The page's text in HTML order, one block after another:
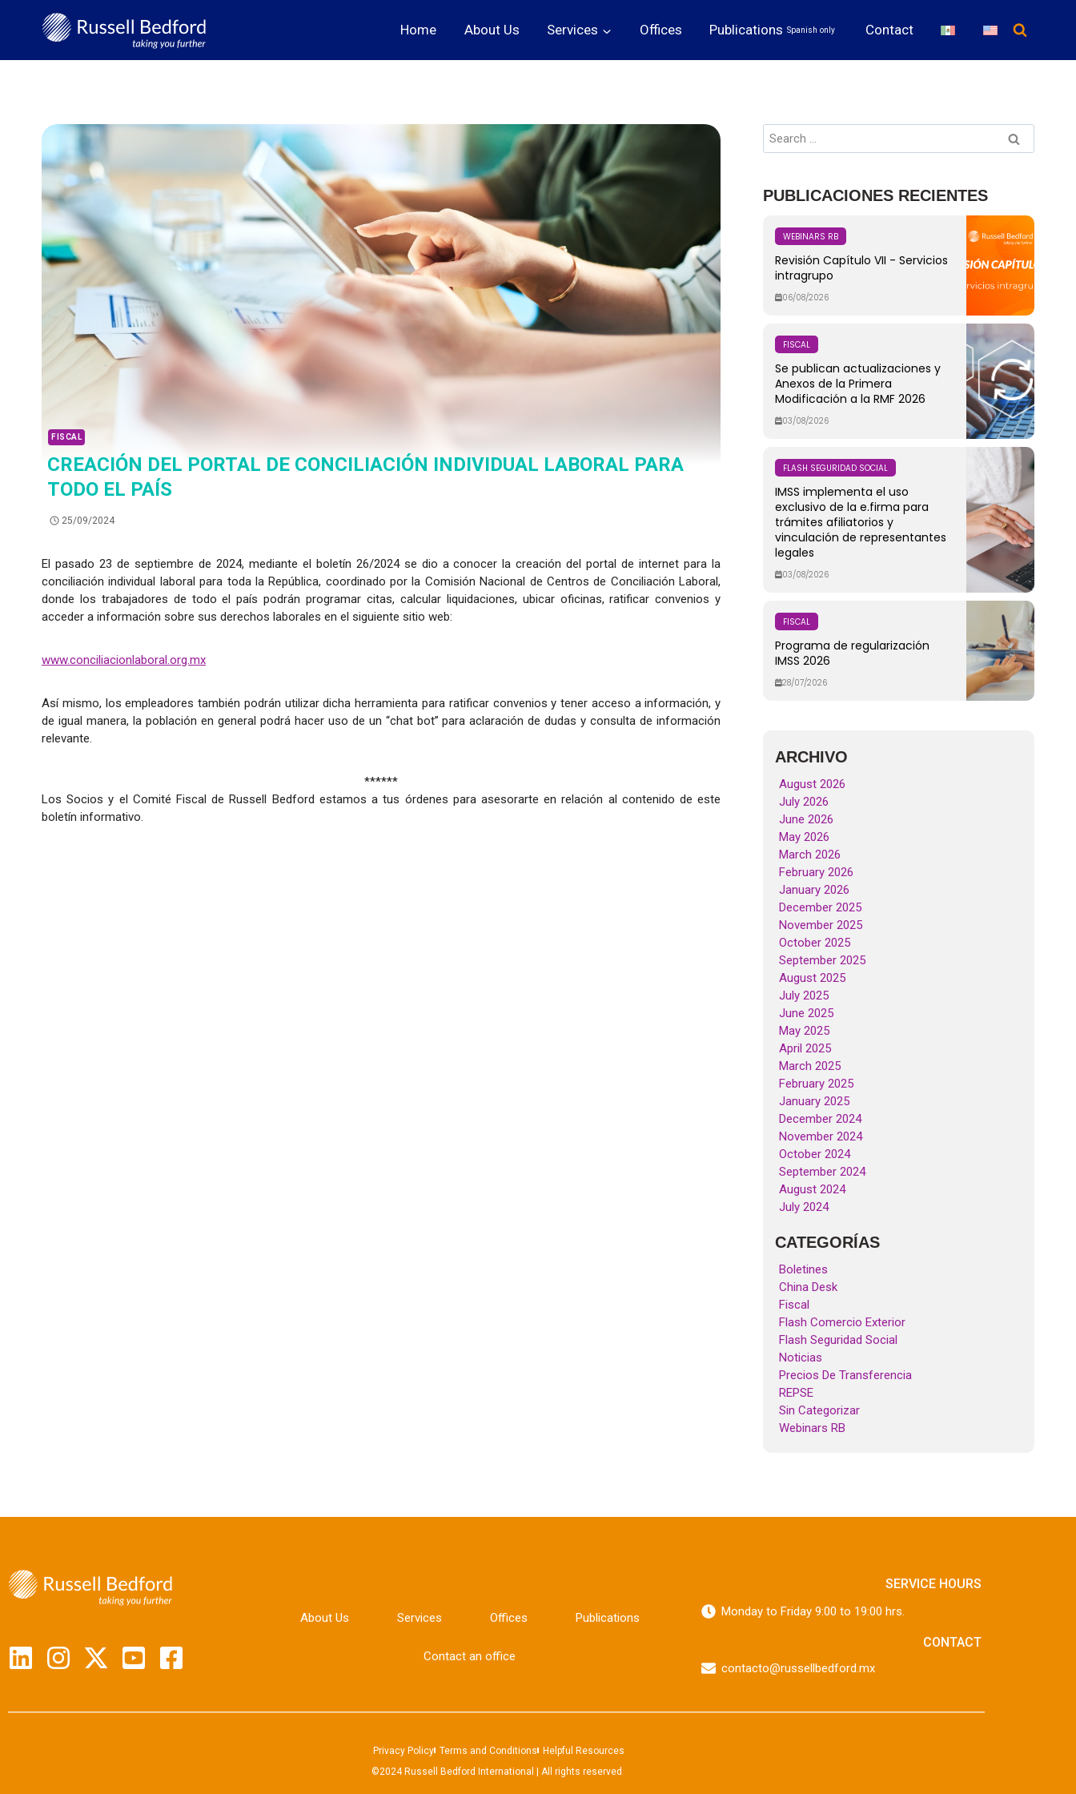
Home About Us Services Offices Publications Spanish only Contact
FISCAL
CREACIÓN DEL PORTAL DE CONCILIACIÓN INDIVIDUAL LABORAL PARA
TODO EL PAÍS
25/09/2024
El pasado 23 de septiembre de 2024, mediante el boletín 26/2024 se dio a conocer la creación del portal de internet para la
conciliación individual laboral para toda la República, coordinado por la Comisión Nacional de Centros de Conciliación Laboral,
donde los trabajadores de todo el país podrán programar citas, calcular liquidaciones, ubicar oficinas, ratificar convenios y
acceder a información sobre sus derechos laborales en el siguiente sitio web:
www.conciliacionlaboral.org.mx
Así mismo, los empleadores también podrán utilizar dicha herramienta para ratificar convenios y tener acceso a información, y
de igual manera, la población en general podrá hacer uso de un “chat bot” para aclaración de dudas y consulta de información
relevante.
******
Los Socios y el Comité Fiscal de Russell Bedford estamos a tus órdenes para asesorarte en relación al contenido de este
boletín informativo.
PUBLICACIONES RECIENTES
WEBINARS RB
Revisión Capítulo VII - Servicios
intragrupo
06/08/2026
FISCAL
Se publican actualizaciones y
Anexos de la Primera
Modificación a la RMF 2026
03/08/2026
FLASH SEGURIDAD SOCIAL
IMSS implementa el uso
exclusivo de la e.firma para
trámites afiliatorios y
vinculación de representantes
legales
03/08/2026
FISCAL
Programa de regularización
IMSS 2026
28/07/2026
ARCHIVO
August 2026
July 2026
June 2026
May 2026
March 2026
February 2026
January 2026
December 2025
November 2025
October 2025
September 2025
August 2025
July 2025
June 2025
May 2025
April 2025
March 2025
February 2025
January 2025
December 2024
November 2024
October 2024
September 2024
August 2024
July 2024
CATEGORÍAS
Boletines
China Desk
Fiscal
Flash Comercio Exterior
Flash Seguridad Social
Noticias
Precios De Transferencia
REPSE
Sin Categorizar
Webinars RB
About Us Services Offices Publications
Contact an office
SERVICE HOURS
Monday to Friday 9:00 to 19:00 hrs.
CONTACT
contacto@russellbedford.mx
Privacy Policy Terms and Conditions Helpful Resources
©2024 Russell Bedford International | All rights reserved